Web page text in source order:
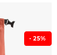
- 25%